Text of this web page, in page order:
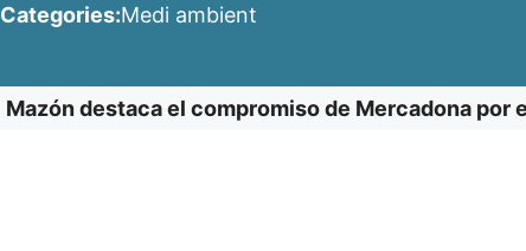
Categories:Medi ambient
Mazón destaca el compromiso de Mercadona